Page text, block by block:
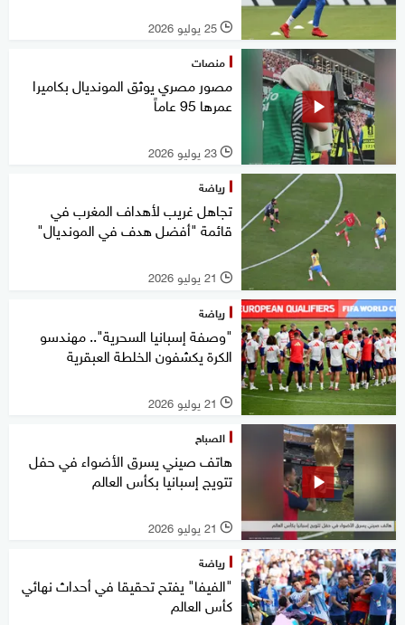
l 25 يوليو 2026
منصات
مصور مصري يوثق المونديال بكاميرا
عمرها 95 عاماً
l 23 يوليو 2026
رياضة
تجاهل غريب لأهداف المغرب في
قائمة "أفضل هدف في المونديال"
l 21 يوليو 2026
رياضة
"وصفة إسبانيا السحرية".. مهندسو
الكرة يكشفون الخلطة العبقرية
l 21 يوليو 2026
الصباح
هاتف صيني يسرق الأضواء في حفل
تتويج إسبانيا بكأس العالم
l 21 يوليو 2026
رياضة
"الفيفا" يفتح تحقيقا في أحداث نهائي
كأس العالم